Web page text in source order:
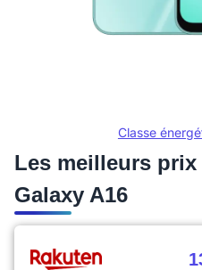
Classe
Les meilleurs
Galaxy A16